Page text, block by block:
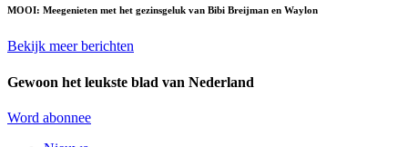
MOOI: Meegenieten met het gezinsgeluk van Bibi Breijman en Waylon
Bekijk meer berichten
Gewoon het leukste blad van Nederland
Word abonnee